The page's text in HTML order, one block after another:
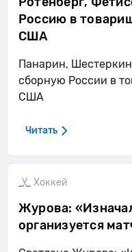
Россию в
США
Панарин,
сборную России в
США
Читать
Хоккей
Журова:
организуется